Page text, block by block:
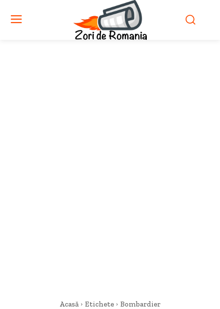
Acasă Etichete Bombardier